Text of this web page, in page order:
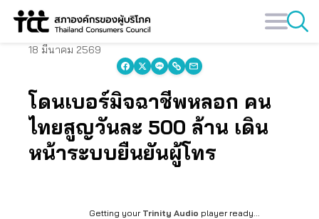
Skip
18 มีนาคม 2569
โดนเบอร์มิจฉาชีพหลอก คน
ไทยสูญวันละ 500 ล้าน เดิน
หน้าระบบยืนยันผู้โทร
Getting your Trinity Audio player ready...